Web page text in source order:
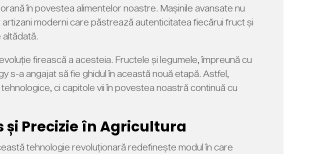
în povestea alimentelor noastre. Mașinile avansate nu
moderni care păstrează autenticitatea fiecărui fruct și
firească a acesteia. Fructele și legumele, împreună cu
s-a angajat să fie ghidul în această nouă etapă. Astfel,
ci capitole vii în povestea noastră continuă cu
și Precizie în Agricultura
tehnologie revoluționară redefinește modul în care